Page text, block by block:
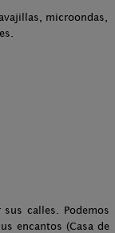
microondas,
calles. Podemos
encantos (Casa de